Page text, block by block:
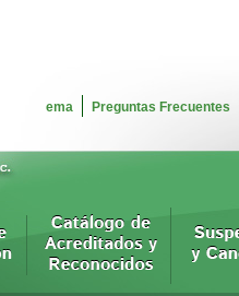
ema Preguntas Frecuentes